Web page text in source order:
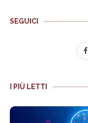
SEGUICI
I PIÙ LETTI